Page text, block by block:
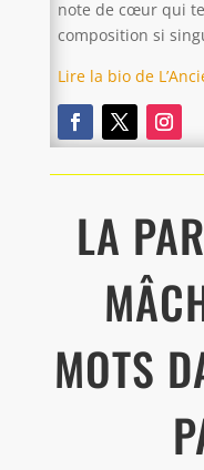
note de cœur qui
composition si
Lire la bio de
LA
MOTS